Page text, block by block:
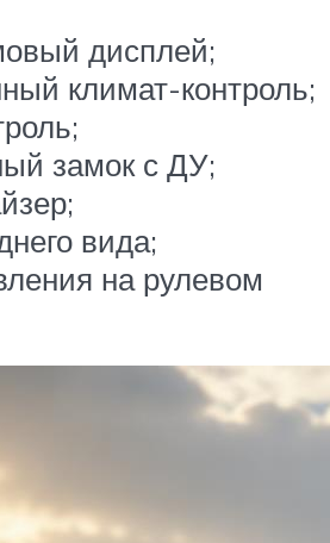
дисплей;
климат-контроль;
замок с ДУ;
вида;
на рулевом